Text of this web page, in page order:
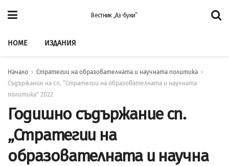
Вестник „Аз-буки”
HOME ИЗДАНИЯ
Начало
Стратегии на образователната и научната политика
Съдържание на сп. “Стратегии на образователната и научната
политика” 2022
Годишно съдържание сп.
„Стратегии на
образователната и научна